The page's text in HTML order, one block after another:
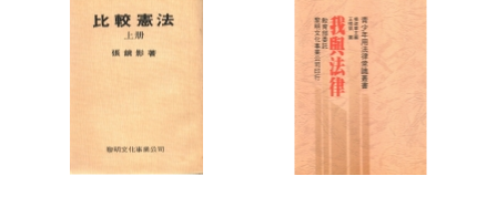
核銷作業。
訂單處理的狀態。